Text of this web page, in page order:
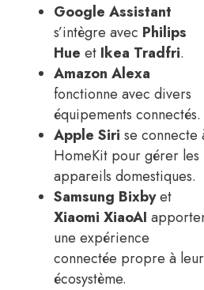
Google Assistant
s’intègre avec Philips
Hue et Ikea Tradfri.
Amazon Alexa
fonctionne avec divers
équipements connectés.
Apple Siri se connecte
HomeKit pour gérer les
appareils domestiques.
Samsung Bixbyet
Xiaomi XiaoAI
une expérience
connectée propre à leur
écosystème.